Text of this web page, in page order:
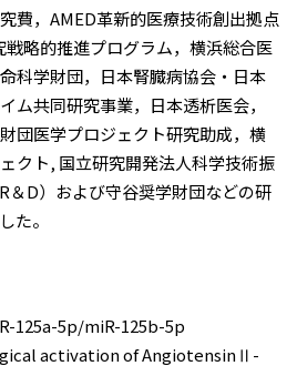
費，AMED革新的医療技術創出拠点
略的推進プログラム，横浜総合医
科学財団，日本腎臓病協会・日本
ム共同研究事業，日本透析医会，
団医学プロジェクト研究助成，横
クト, 国立研究開発法人科学技術振
＆D）および守谷奨学財団などの研
た。
125a-5p/miR-125b-5p
activation of AngiotensinⅡ-